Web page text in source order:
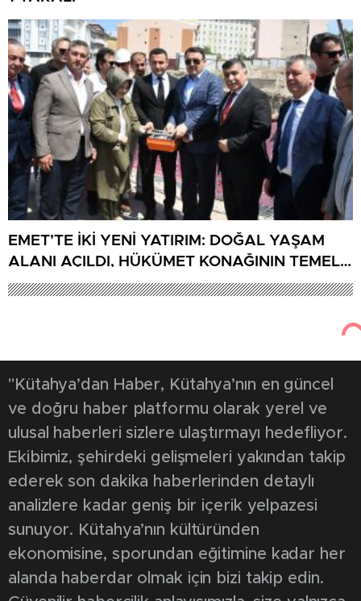
EMET’TE İKİ YENİ YATIRIM: DOĞAL YAŞAM
ALANI AÇILDI, HÜKÜMET KONAĞININ TEMELİ
ATILDI
"Kütahya’dan Haber, Kütahya’nın en güncel
ve doğru haber platformu olarak yerel ve
ulusal haberleri sizlere ulaştırmayı hedefliyor.
Ekibimiz, şehirdeki gelişmeleri yakından takip
ederek son dakika haberlerinden detaylı
analizlere kadar geniş bir içerik yelpazesi
sunuyor. Kütahya’nın kültüründen
ekonomisine, sporundan eğitimine kadar her
alanda haberdar olmak için bizi takip edin.